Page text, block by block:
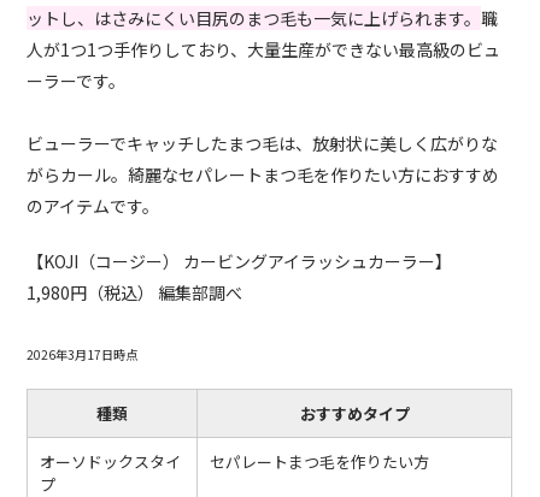
ットし、はさみにくい目尻のまつ毛も一気に上げられます。職
人が1つ1つ手作りしており、大量生産ができない最高級のビュ
ーラーです。
ビューラーでキャッチしたまつ毛は、放射状に美しく広がりな
がらカール。綺麗なセパレートまつ毛を作りたい方におすすめ
のアイテムです。
【KOJI（コージー） カービングアイラッシュカーラー】
1,980円（税込） 編集部調べ
2026年3月17日時点
種類 おすすめタイプ
オーソドックスタイ
プ
セパレートまつ毛を作りたい方